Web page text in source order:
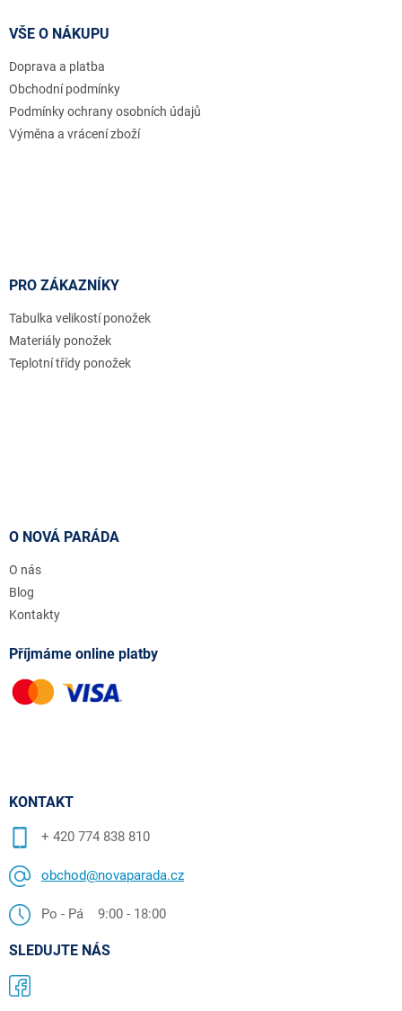
VŠE O NÁKUPU
Doprava a platba
Obchodní podmínky
Podmínky ochrany osobních údajů
Výměna a vrácení zboží
PRO ZÁKAZNÍKY
Tabulka velikostí ponožek
Materiály ponožek
Teplotní třídy ponožek
O NOVÁ PARÁDA
O nás
Blog
Kontakty
Příjmáme online platby
KONTAKT
+ 420 774 838 810
obchod@novaparada.cz
Po - Pá 9:00 - 18:00
SLEDUJTE NÁS